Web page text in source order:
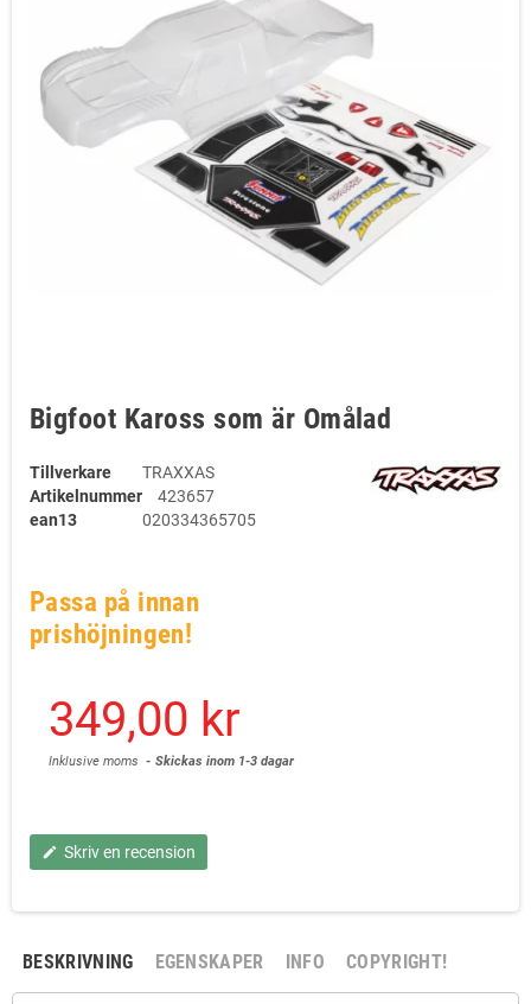
Bigfoot Kaross som är Omålad
Tillverkare
TRAXXAS
Artikelnummer
423657
ean13
020334365705
Passa på innan
prishöjningen!
349,00 kr
Inklusive moms Skickas inom 1-3 dagar
edit Skriv en recension
BESKRIVNING EGENSKAPER INFO COPYRIGHT!